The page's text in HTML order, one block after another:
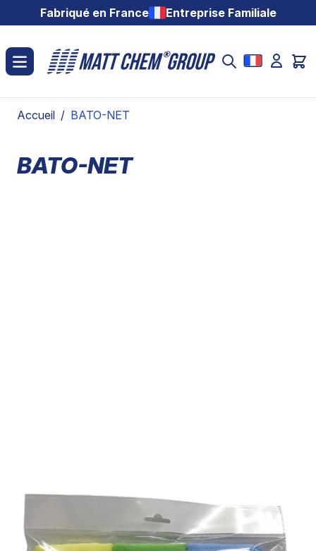
Aller au contenuFabriqué en France Entreprise Familiale
Accueil / BATO-NET
BATO-NET
LINGETTES MICRO-FIBRE
Référence : ML07